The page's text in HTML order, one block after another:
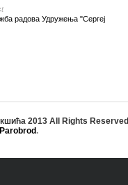
радова Удружења "Сергеј
2013 All Rights Reserved
.